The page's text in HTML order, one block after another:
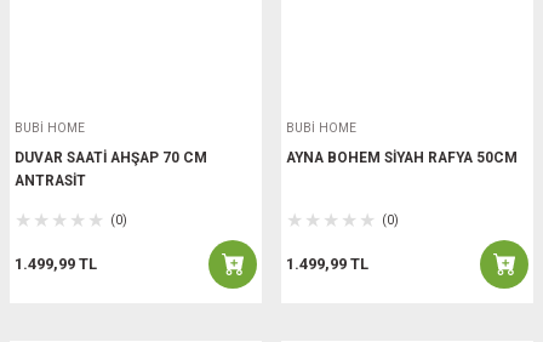
BUBİ HOME
DUVAR SAATİ AHŞAP 70 CM
ANTRASİT
(0)
1.499,99 TL
BUBİ HOME
AYNA BOHEM SİYAH RAFYA 50CM
(0)
1.499,99 TL